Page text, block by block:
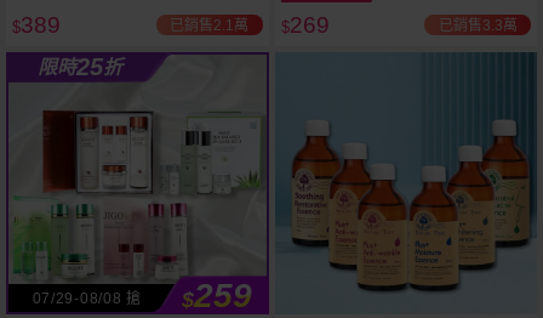
$389 已銷售2.1萬 $269 已銷售3.3萬
限時25折
07/29-08/08 搶 $259